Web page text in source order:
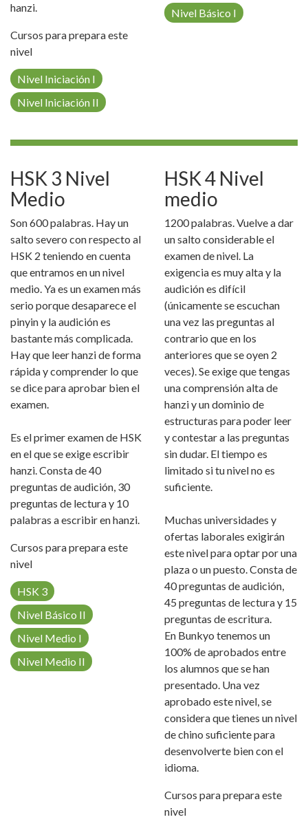
hanzi.
Cursos para prepara este
nivel
Nivel Iniciación I
Nivel Iniciación II
Nivel Básico I
HSK 3 Nivel
Medio
Son 600 palabras. Hay un
salto severo con respecto al
HSK 2 teniendo en cuenta
que entramos en un nivel
medio. Ya es un examen más
serio porque desaparece el
pinyin y la audición es
bastante más complicada.
Hay que leer hanzi de forma
rápida y comprender lo que
se dice para aprobar bien el
examen.
Es el primer examen de HSK
en el que se exige escribir
hanzi. Consta de 40
preguntas de audición, 30
preguntas de lectura y 10
palabras a escribir en hanzi.
Cursos para prepara este
nivel
HSK 3
Nivel Básico II
Nivel Medio I
Nivel Medio II
HSK 4 Nivel
medio
1200 palabras. Vuelve a dar
un salto considerable el
examen de nivel. La
exigencia es muy alta y la
audición es difícil
(únicamente se escuchan
una vez las preguntas al
contrario que en los
anteriores que se oyen 2
veces). Se exige que tengas
una comprensión alta de
hanzi y un dominio de
estructuras para poder leer
y contestar a las preguntas
sin dudar. El tiempo es
limitado si tu nivel no es
suficiente.
Muchas universidades y
ofertas laborales exigirán
este nivel para optar por una
plaza o un puesto. Consta de
40 preguntas de audición,
45 preguntas de lectura y 15
preguntas de escritura.
En Bunkyo tenemos un
100% de aprobados entre
los alumnos que se han
presentado. Una vez
aprobado este nivel, se
considera que tienes un nivel
de chino suficiente para
desenvolverte bien con el
idioma.
Cursos para prepara este
nivel